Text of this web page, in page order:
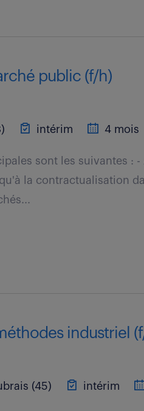
public (f/h)
intérim 4 mois
sont les suivantes :
la contractualisation
industriel
(45) intérim